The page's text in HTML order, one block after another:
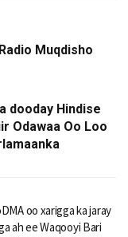
Muqdisho
dooday Hindise
Odawaa Oo Loo
oo xarigga ka jaray
ah ee Waqooyi Bari